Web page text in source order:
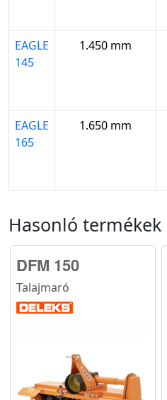
EAGLE
145
1.450 mm
EAGLE
165
1.650 mm
Hasonló termékek
DFM 150
Talajmaró